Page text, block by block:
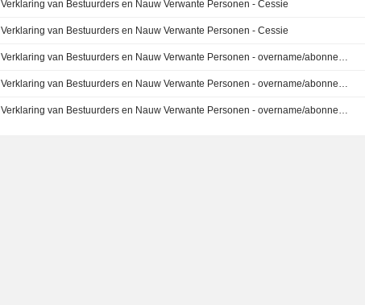
Verklaring van Bestuurders en Nauw Verwante Personen - Cessie
Verklaring van Bestuurders en Nauw Verwante Personen - Cessie
Verklaring van Bestuurders en Nauw Verwante Personen - overname/abonnement
Verklaring van Bestuurders en Nauw Verwante Personen - overname/abonnement
Verklaring van Bestuurders en Nauw Verwante Personen - overname/abonnement